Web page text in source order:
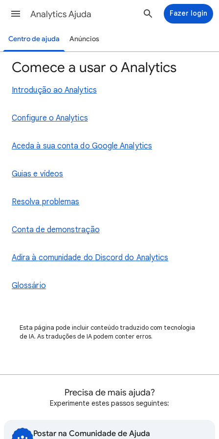
Analytics Ajuda Fazer login
Centro de ajuda Anúncios
Comece a usar o Analytics
Introdução ao Analytics
Configure o Analytics
Aceda à sua conta do Google Analytics
Guias e vídeos
Resolva problemas
Conta de demonstração
Adira à comunidade do Discord do Analytics
Glossário
Esta página pode incluir conteúdo traduzido com tecnologia
de IA. As traduções de IA podem conter erros.
Precisa de mais ajuda?
Experimente estes passos seguintes:
Postar na Comunidade de Ajuda